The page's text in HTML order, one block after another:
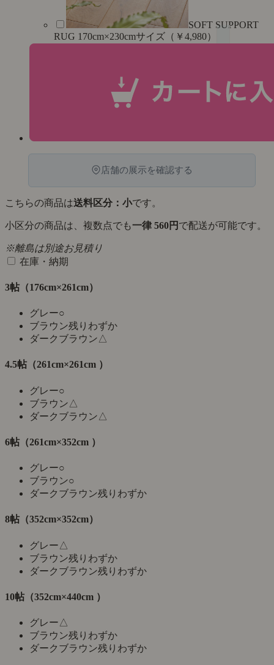
SOFT SUPPORT
RUG 170cm×230cmサイズ（￥4,980）
店舗の展示を確認する
こちらの商品は送料区分：小です。
小区分の商品は、複数点でも一律 560円 で配送が可能です。
※離島は別途お見積り
在庫・納期
3帖（176cm×261cm）
グレー○
ブラウン残りわずか
ダークブラウン△
4.5帖（261cm×261cm ）
グレー○
ブラウン△
ダークブラウン△
6帖（261cm×352cm ）
グレー○
ブラウン○
ダークブラウン残りわずか
8帖（352cm×352cm）
グレー△
ブラウン残りわずか
ダークブラウン残りわずか
10帖（352cm×440cm ）
グレー△
ブラウン残りわずか
ダークブラウン残りわずか